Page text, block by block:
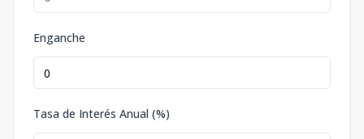
Enganche
Tasa de Interés Anual (%)